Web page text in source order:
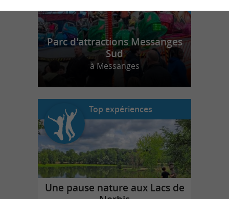
Parc d'attractions Messanges
Sud
à Messanges
Top expériences
Une pause nature aux Lacs de